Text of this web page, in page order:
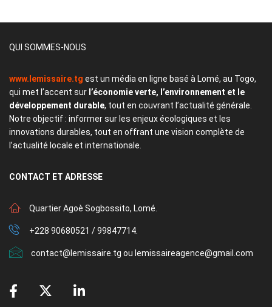
QUI SOMMES-NOUS
www.lemissaire.tg est un média en ligne basé à Lomé, au Togo,
qui met l’accent sur l’économie verte, l’environnement et le
développement durable, tout en couvrant l’actualité générale.
Notre objectif : informer sur les enjeux écologiques et les
innovations durables, tout en offrant une vision complète de
l’actualité locale et internationale.
CONTACT ET ADRESSE
Quartier Agoè Sogbossito, Lomé.
+228 90680521 / 99847714.
contact@lemissaire.tg ou lemissaireagence@gmail.com